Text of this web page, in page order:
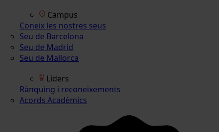
Campus
Coneix les nostres seus
Seu de Barcelona
Seu de Madrid
Seu de Mallorca
Líders
Rànquing i reconeixements
Acords Acadèmics